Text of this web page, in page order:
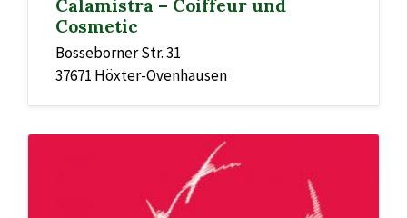
Calamistra – Coiffeur und
Cosmetic
Bosseborner Str. 31
37671 Höxter-Ovenhausen